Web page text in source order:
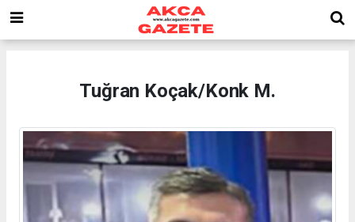
Tuğran Koçak/Konk M.